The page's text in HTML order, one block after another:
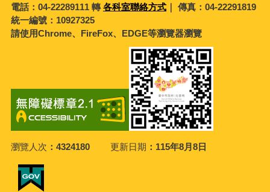
電話：04-22289111 轉各科室聯絡方式｜ 傳真：04-22291819
統一編號：10927325
請使用Chrome、FireFox、EDGE等瀏覽器瀏覽
瀏覽人次 4324180 更新日期 115年8月8日